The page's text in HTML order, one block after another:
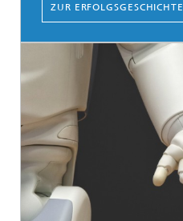
ZUR ERFOLGSGESCHICHTE